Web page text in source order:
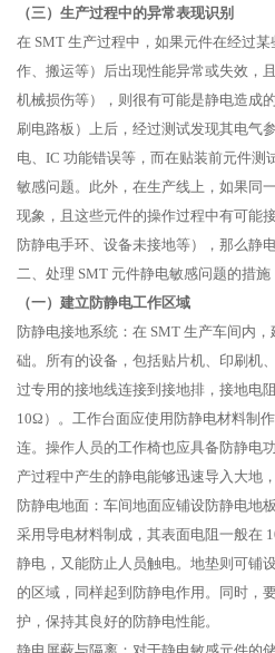
（三）生产过程中的异常表现识别
在 SMT 生产过程中，如果元件在经过
作、搬运等）后出现性能异常或失效，
机械损伤等），则很有可能是静电造成
刷电路板）上后，经过测试发现其电气
电、IC 功能错误等，而在贴装前元件测
敏感问题。此外，在生产线上，如果同
现象，且这些元件的操作过程中有可能
防静电手环、设备未接地等），那么静
二、处理 SMT 元件静电敏感问题的措施
（一）建立防静电工作区域
防静电接地系统：在 SMT 生产车间内
础。所有的设备，包括贴片机、印刷机
过专用的接地线连接到接地排，接地电
10Ω）。工作台面应使用防静电材料制
连。操作人员的工作椅也应具备防静电
产过程中产生的静电能够迅速导入大地
防静电地面：车间地面应铺设防静电地
采用导电材料制成，其表面电阻一般在
静电，又能防止人员触电。地垫则可铺
的区域，同样起到防静电作用。同时，
护，保持其良好的防静电性能。